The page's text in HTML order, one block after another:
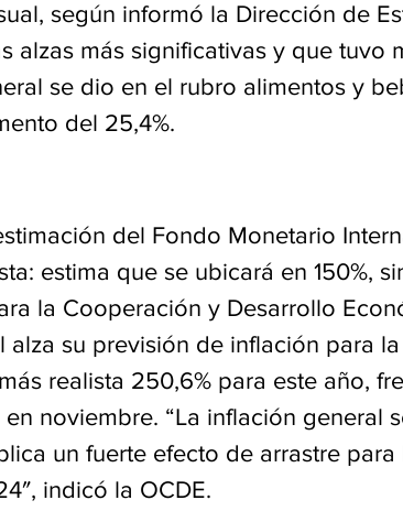
según informó la Dirección de
alzas más significativas y que tuvo
se dio en el rubro alimentos y
del 25,4%.
del Fondo Monetario
estima que se ubicará en 150%,
la Cooperación y Desarrollo
alza su previsión de inflación para la
realista 250,6% para este año,
noviembre. “La inflación general
un fuerte efecto de arrastre para
indicó la OCDE.